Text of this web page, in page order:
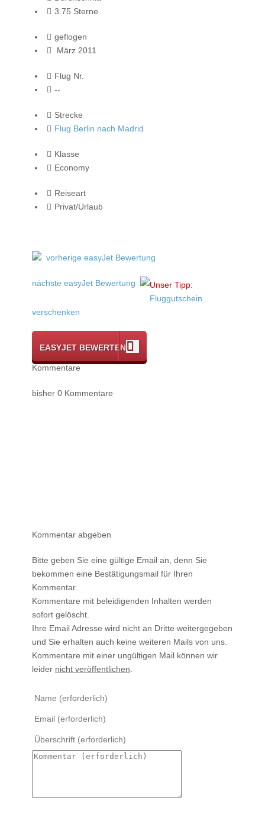
3.75 Sterne
geflogen
März 2011
Flug Nr.
--
Strecke
Flug Berlin nach Madrid
Klasse
Economy
Reiseart
Privat/Urlaub
vorherige easyJet Bewertung
nächste easyJet Bewertung
Unser Tipp:
Fluggutschein
verschenken
EASYJET BEWERTEN
Kommentare
bisher 0 Kommentare
Kommentar abgeben
Bitte geben Sie eine gültige Email an, denn Sie
bekommen eine Bestätigungsmail für Ihren
Kommentar.
Kommentare mit beleidigenden Inhalten werden
sofort gelöscht.
Ihre Email Adresse wird nicht an Dritte weitergegeben
und Sie erhalten auch keine weiteren Mails von uns.
Kommentare mit einer ungültigen Mail können wir
leider nicht veröffentlichen